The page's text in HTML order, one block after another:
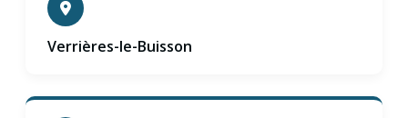
Verrières-le-Buisson